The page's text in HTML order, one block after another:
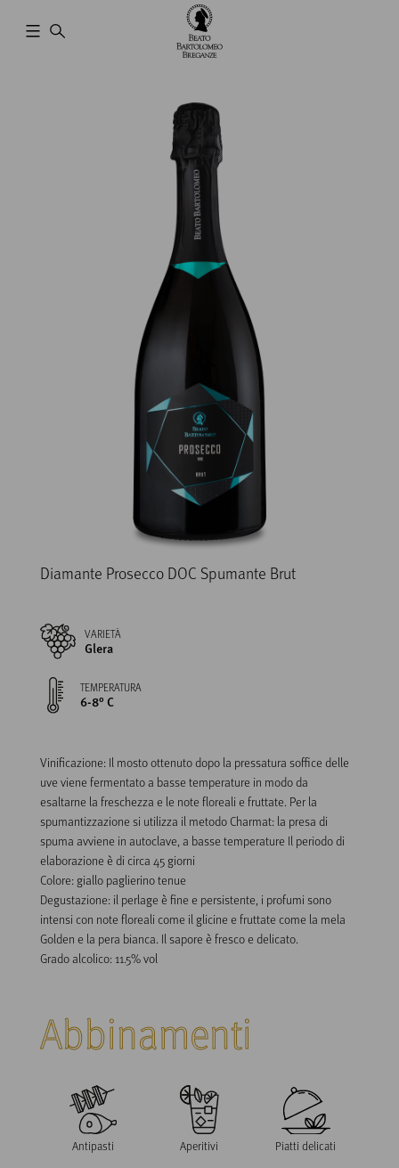
Bartolomeo
Breganze
Diamante Prosecco DOC Spumante Brut
VARIETÀ
Glera
TEMPERATURA
6-8° C
Vinificazione: Il mosto ottenuto dopo la pressatura soffice delle
uve viene fermentato a basse temperature in modo da
esaltarne la freschezza e le note floreali e fruttate. Per la
spumantizzazione si utilizza il metodo Charmat: la presa di
spuma avviene in autoclave, a basse temperature Il periodo di
elaborazione è di circa 45 giorni
Colore: giallo paglierino tenue
Degustazione: il perlage è fine e persistente, i profumi sono
intensi con note floreali come il glicine e fruttate come la mela
Golden e la pera bianca. Il sapore è fresco e delicato.
Grado alcolico: 11.5% vol
Abbinamenti
Antipasti Aperitivi Piatti delicati